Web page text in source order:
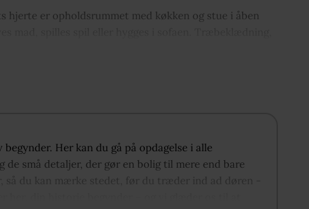
er opholdsrummet med køkken og stue i åben
af boligarealet. Badeværelset har bruseniche, toilet og
en ekstra, hyggelig plads, der kan bruges efter behov –
enkle og harmoniske udtryk.
Her kan du gå på opdagelse i alle
de små detaljer, der gør en bolig til mere end bare
så du kan mærke stedet, før du træder ind ad døren -